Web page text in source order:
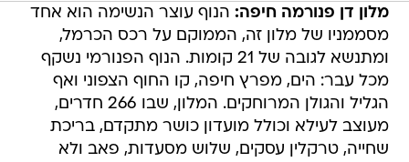
מלון דן פנורמה חיפה: הנוף עוצר הנשימה הוא אחד
מסממניו של מלון זה, הממוקם על רכס הכרמל,
ומתנשא לגובה של 21 קומות. הנוף הפנורמי נשקף
מכל עבר: הים, מפרץ חיפה, קו החוף הצפוני ואף
הגליל והגולן המרוחקים. המלון, שבו 266 חדרים,
מעוצב לעילא וכולל מועדון כושר מתקדם, בריכת
שחייה, טרקלין עסקים, שלוש מסעדות, פאב ולא